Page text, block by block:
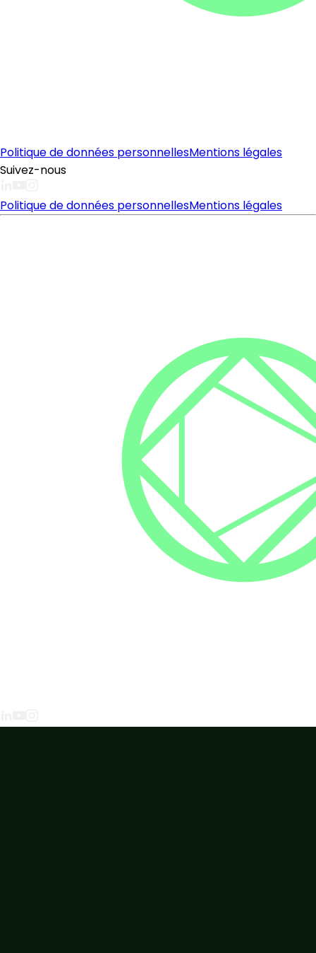
Politique de données personnellesMentions légales
Suivez-nous
Politique de données personnellesMentions légales